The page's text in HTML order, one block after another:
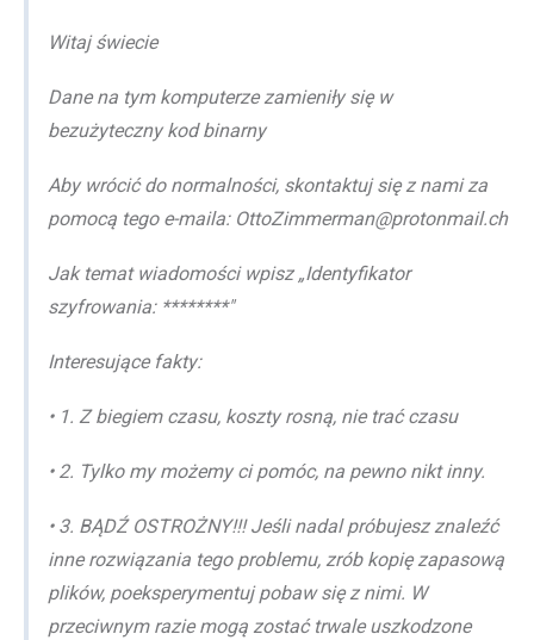
Witaj świecie
Dane na tym komputerze zamieniły się w
bezużyteczny kod binarny
Aby wrócić do normalności, skontaktuj się z nami za
pomocą tego e-maila: OttoZimmerman@protonmail.ch
Jak temat wiadomości wpisz „Identyfikator
szyfrowania: ********"
Interesujące fakty:
• 1. Z biegiem czasu, koszty rosną, nie trać czasu
• 2. Tylko my możemy ci pomóc, na pewno nikt inny.
• 3. BĄDŹ OSTROŻNY!!! Jeśli nadal próbujesz znaleźć
inne rozwiązania tego problemu, zrób kopię zapasową
plików, poeksperymentuj pobaw się z nimi. W
przeciwnym razie mogą zostać trwale uszkodzone